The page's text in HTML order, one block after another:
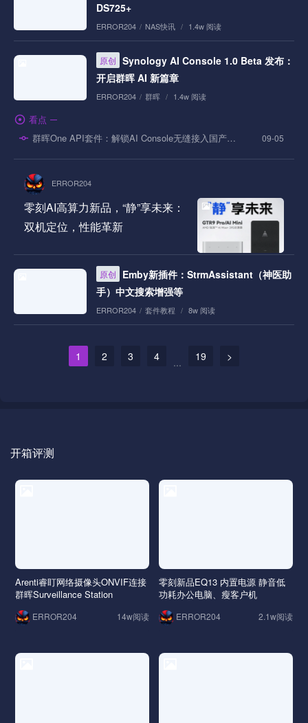
DS725+
ERROR204 / NAS快讯 / 1.4w 阅读
原创 Synology AI Console 1.0 Beta 发布：
开启群晖 AI 新篇章
ERROR204 / 群晖 / 1.4w 阅读
看点
群晖One API套件：解锁AI Console无缝接入国产大模型
09-05
ERROR204
零刻AI高算力新品，“静”享未来：
双机定位，性能革新
原创
Emby新插件：StrmAssistant（神医助
手）中文搜索增强等
ERROR204 / 套件教程 / 8w 阅读
1 2 3 4 ... 19 >
开箱评测
Arenti睿盯网络摄像头ONVIF连接
群晖Surveillance Station
ERROR204 14w阅读
零刻新品EQ13 内置电源 静音低
功耗办公电脑、瘦客户机
ERROR204 2.1w阅读